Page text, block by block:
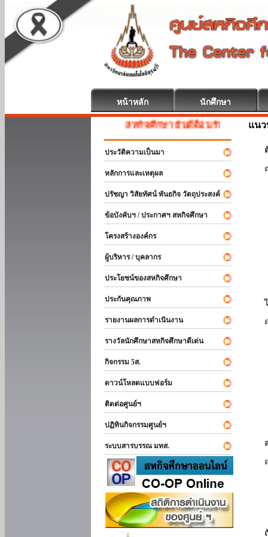
หน้าหลัก นักศึกษา
สหกิจศึกษา ยินดีต้อนรับ
ประวัติความเป็นมา
หลักการและเหตุผล
ปรัชญา วิสัยทัศน์ พันธกิจ วัตถุประสงค์
ข้อบังคับฯ / ประกาศฯ สหกิจศึกษา
โครงสร้างองค์กร
ผู้บริหาร / บุคลากร
ประโยชน์ของสหกิจศึกษา
ประกันคุณภาพ
รายงานผลการดำเนินงาน
รางวัลนักศึกษาสหกิจศึกษาดีเด่น
กิจกรรม 5ส.
ดาวน์โหลดแบบฟอร์ม
ติดต่อศูนย์ฯ
ปฏิทินกิจกรรมศูนย์ฯ
ระบบสารบรรณ มทส.
แน